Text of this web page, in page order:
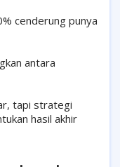
cenderung punya
antara
tapi strategi
hasil akhir